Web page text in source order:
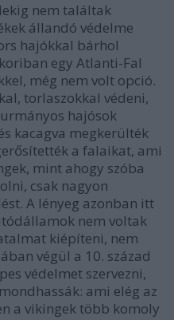
nem találtak
állandó védelme
hajókkal bárhol
egy Atlanti-Fal
még nem volt opció.
torlaszokkal védeni,
hajósok
kacagva megkerülték
a falaikat, ami
mint ahogy szóba
csak nagyon
A lényeg azonban itt
nem voltak
kiépíteni, nem
végül a 10. század
védelmet szervezni,
ami elég az
a vikingek több komoly